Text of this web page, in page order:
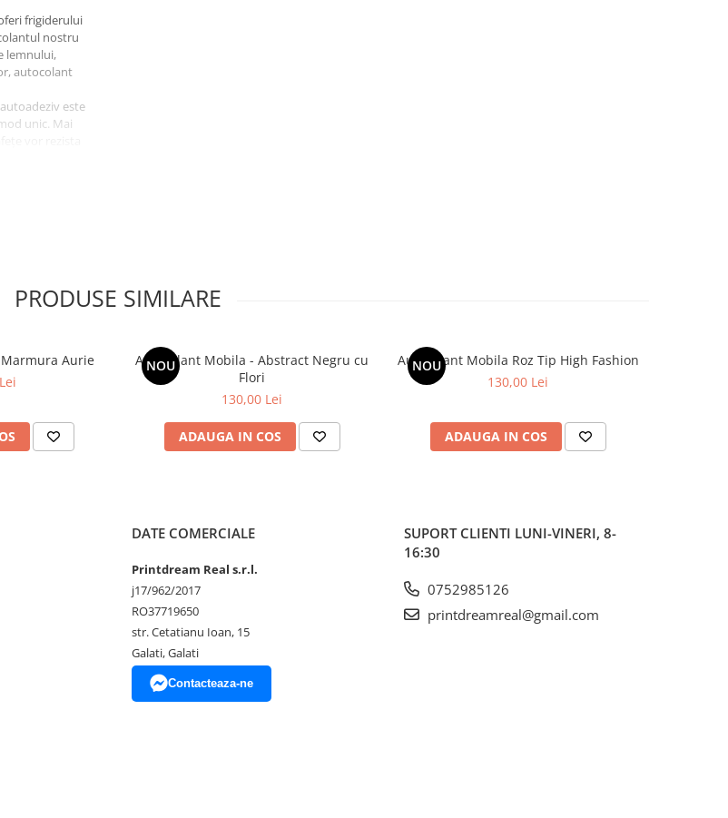
frigiderului
nostru
lemnului,
autocolant
este
unic. Mai
PRODUSE SIMILARE
Aurie
NOU
Autocolant Mobila - Abstract Negru cu
Flori
130,00 Lei
ADAUGA IN COS
NOU
Autocolant Mobila Roz Tip High Fashion
130,00 Lei
ADAUGA IN COS
DATE COMERCIALE
Printdream Real s.r.l.
j17/962/2017
RO37719650
str. Cetatianu Ioan, 15
Galati, Galati
Contacteaza-ne
SUPORT CLIENTI LUNI-VINERI, 8-
16:30
0752985126
printdreamreal@gmail.com